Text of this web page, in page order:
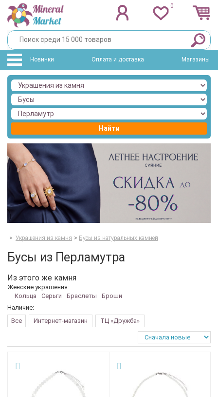
0
Новинки Оплата и доставка Магазины
Найти
> Украшения из камня > Бусы из натуральных камней
Бусы из Перламутра
Из этого же камня
Женские украшения:
Кольца
Серьги Браслеты
Броши
Наличие:
Все
Интернет-магазин ТЦ «Дружба»